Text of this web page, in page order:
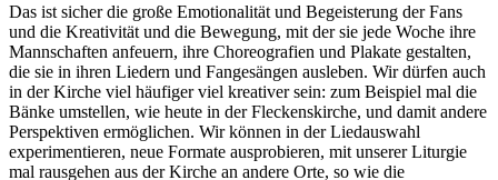
Das ist sicher die große Emotionalität und Begeisterung der Fans
und die Kreativität und die Bewegung, mit der sie jede Woche ihre
Mannschaften anfeuern, ihre Choreografien und Plakate gestalten,
die sie in ihren Liedern und Fangesängen ausleben. Wir dürfen auch
in der Kirche viel häufiger viel kreativer sein: zum Beispiel mal die
Bänke umstellen, wie heute in der Fleckenskirche, und damit andere
Perspektiven ermöglichen. Wir können in der Liedauswahl
experimentieren, neue Formate ausprobieren, mit unserer Liturgie
mal rausgehen aus der Kirche an andere Orte, so wie die